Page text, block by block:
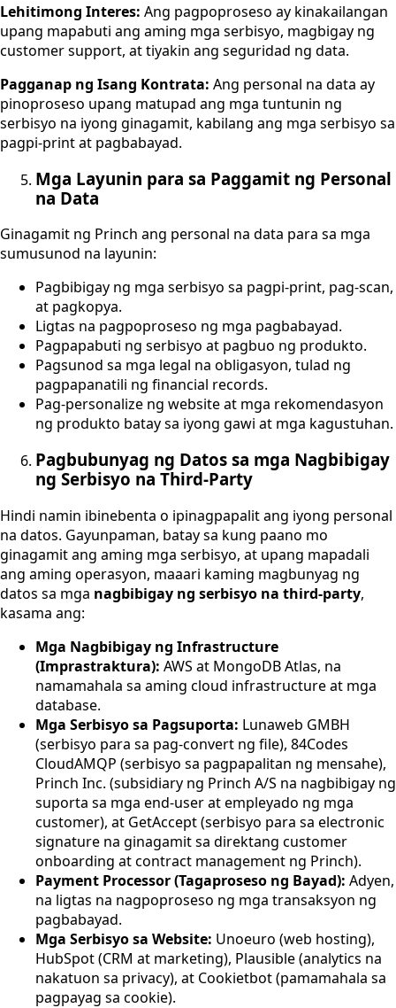
Lehitimong Interes: Ang pagpoproseso ay kinakailangan
upang mapabuti ang aming mga serbisyo, magbigay ng
customer support, at tiyakin ang seguridad ng data.
Pagganap ng Isang Kontrata: Ang personal na data ay
pinoproseso upang matupad ang mga tuntunin ng
serbisyo na iyong ginagamit, kabilang ang mga serbisyo sa
pagpi-print at pagbabayad.
Mga Layunin para sa Paggamit ng Personal
na Data
Ginagamit ng Princh ang personal na data para sa mga
sumusunod na layunin:
Pagbibigay ng mga serbisyo sa pagpi-print, pag-scan,
at pagkopya.
Ligtas na pagpoproseso ng mga pagbabayad.
Pagpapabuti ng serbisyo at pagbuo ng produkto.
Pagsunod sa mga legal na obligasyon, tulad ng
pagpapanatili ng financial records.
Pag-personalize ng website at mga rekomendasyon
ng produkto batay sa iyong gawi at mga kagustuhan.
Pagbubunyag ng Datos sa mga Nagbibigay
ng Serbisyo na Third-Party
Hindi namin ibinebenta o ipinagpapalit ang iyong personal
na datos. Gayunpaman, batay sa kung paano mo
ginagamit ang aming mga serbisyo, at upang mapadali
ang aming operasyon, maaari kaming magbunyag ng
datos sa mga nagbibigay ng serbisyo na third-party,
kasama ang:
Mga Nagbibigay ng Infrastructure
(Imprastraktura): AWS at MongoDB Atlas, na
namamahala sa aming cloud infrastructure at mga
database.
Mga Serbisyo sa Pagsuporta: Lunaweb GMBH
(serbisyo para sa pag-convert ng file), 84Codes
CloudAMQP (serbisyo sa pagpapalitan ng mensahe),
Princh Inc. (subsidiary ng Princh A/S na nagbibigay ng
suporta sa mga end-user at empleyado ng mga
customer), at GetAccept (serbisyo para sa electronic
signature na ginagamit sa direktang customer
onboarding at contract management ng Princh).
Payment Processor (Tagaproseso ng Bayad): Adyen,
na ligtas na nagpoproseso ng mga transaksyon ng
pagbabayad.
Mga Serbisyo sa Website: Unoeuro (web hosting),
HubSpot (CRM at marketing), Plausible (analytics na
nakatuon sa privacy), at Cookietbot (pamamahala sa
pagpayag sa cookie).